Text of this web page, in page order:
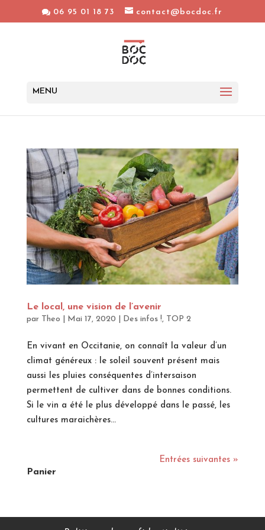
06 95 01 18 73 contact@bocdoc.fr
Le local, une vision de l’avenir
par Theo Mai 17, 2020 Des infos !, TOP 2
En vivant en Occitanie, on connaît la valeur d’un
climat généreux : le soleil souvent présent mais
aussi les pluies conséquentes d’intersaison
permettent de cultiver dans de bonnes conditions.
Si le vin a été le plus développé dans le passé, les
cultures maraichères...
Entrées suivantes »
Panier